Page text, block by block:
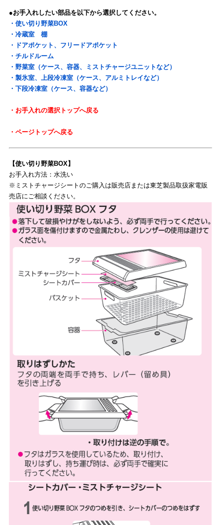
●お手入れしたい部品を以下から選択してください。
・使い切り野菜BOX
・冷蔵室 棚
・ドアポケット、フリードアポケット
・チルドルーム
・野菜室（ケース、容器、ミストチャージユニットなど）
・製氷室、上段冷凍室（ケース、アルミトレイなど）
・下段冷凍室（ケース、容器など）
・お手入れの選択トップへ戻る
・ページトップへ戻る
【使い切り野菜BOX】
お手入れ方法：水洗い
※ミストチャージシートのご購入は販売店または東芝製品取扱家電販
売店にご相談ください。